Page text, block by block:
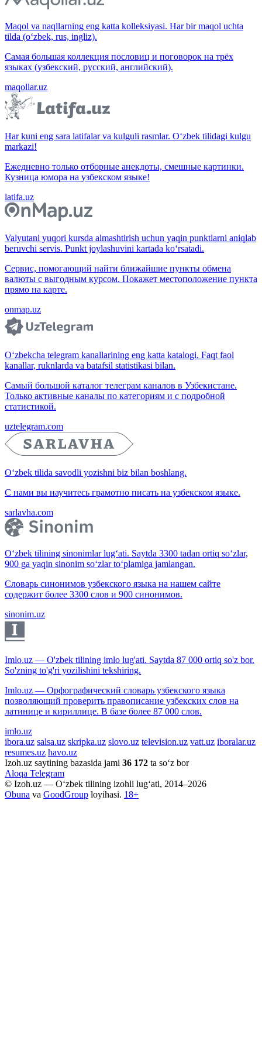
Maqol va naqllarning eng katta kolleksiyasi. Har bir maqol uchta
tilda (o‘zbek, rus, ingliz).
Самая большая коллекция пословиц и поговорок на трёх
языках (узбекский, русский, английский).
maqollar.uz
Har kuni eng sara latifalar va kulguli rasmlar. O‘zbek tilidagi kulgu
markazi!
Ежедневно только отборные анекдоты, смешные картинки.
Кузница юмора на узбекском языке!
latifa.uz
Valyutani yuqori kursda almashtirish uchun yaqin punktlarni aniqlab
beruvchi servis. Punkt joylashuvini kartada ko‘rsatadi.
Сервис, помогающий найти ближайшие пункты обмена
валюты с выгодным курсом. Покажет местоположение пункта
прямо на карте.
onmap.uz
O‘zbekcha telegram kanallarining eng katta katalogi. Faqt faol
kanallar, ruknlarda va batafsil statistikasi bilan.
Самый большой каталог телеграм каналов в Узбекистане.
Только активные каналы по категориям и с подробной
статистикой.
uztelegram.com
O‘zbek tilida savodli yozishni biz bilan boshlang.
С нами вы научитесь грамотно писать на узбекском языке.
sarlavha.com
O‘zbek tilining sinonimlar lug‘ati. Saytda 3300 tadan ortiq so‘zlar,
900 ga yaqin sinonim so‘zlar to‘plamiga jamlangan.
Словарь синонимов узбекского языка на нашем сайте
содержит более 3300 слов и 900 синонимов.
sinonim.uz
Imlo.uz — O'zbek tilining imlo lug'ati. Saytda 87 000 ortiq so'z bor.
So'zning to'g'ri yozilishini tekshiring.
Imlo.uz — Орфографический словарь узбекского языка
позволяющий проверить правописание узбекских слов на
латинице и кириллице. В базе более 87 000 слов.
imlo.uz
ibora.uz salsa.uz skripka.uz slovo.uz television.uz vatt.uz iboralar.uz
resumes.uz havo.uz
Izoh.uz saytining bazasida jami 36 172 ta so‘z bor
Aloqa Telegram
© Izoh.uz — O‘zbek tilining izohli lug‘ati, 2014–2026
Obuna va GoodGroup loyihasi. 18+